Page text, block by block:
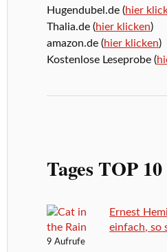
Hugendubel.de (hier
Thalia.de (hier klicken)
amazon.de (hier klicken)
Kostenlose Leseprobe (
Tages TOP 10
Ernest
einfach, so
9 Aufrufe